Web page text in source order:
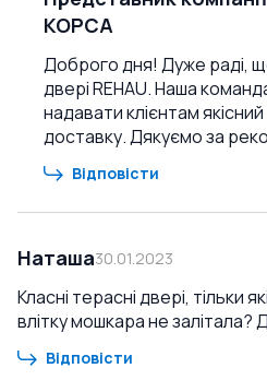
КОРСА
Доброго дня! Дуже раді,
двері REHAU. Наша
надавати клієнтам
доставку. Дякуємо за
Відповісти
Наташа30.01.2023
Класні терасні двері, тільки
влітку мошкара не залітала?
Відповісти